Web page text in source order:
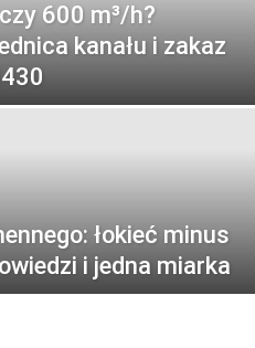
600 m³/h?
kanału i zakaz
łokieć minus
i jedna miarka